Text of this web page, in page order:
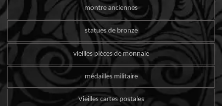
montre anciennes
statues de bronze
vieilles pièces de monnaie
médailles militaire
Vieilles cartes postales